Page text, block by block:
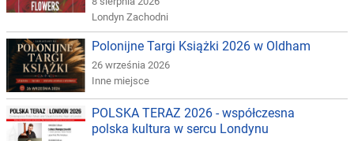
Londyn Zachodni
Polonijne Targi Książki 2026 w Oldham
26 września 2026
Inne miejsce
POLSKA TERAZ 2026 - współczesna
polska kultura w sercu Londynu